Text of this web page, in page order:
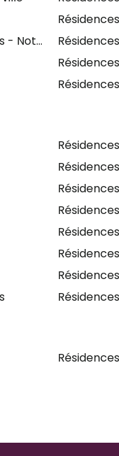
- Notre-Dame-de-